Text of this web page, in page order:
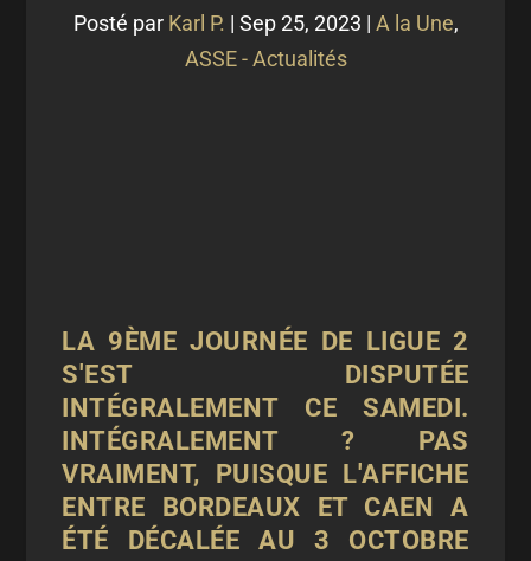
Posté par Karl P. | Sep 25, 2023 | A la Une,
ASSE - Actualités
LA 9ÈME JOURNÉE DE LIGUE 2
S'EST DISPUTÉE
INTÉGRALEMENT CE SAMEDI.
INTÉGRALEMENT ? PAS
VRAIMENT, PUISQUE L'AFFICHE
ENTRE BORDEAUX ET CAEN A
ÉTÉ DÉCALÉE AU 3 OCTOBRE